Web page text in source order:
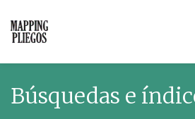
Búsquedas e